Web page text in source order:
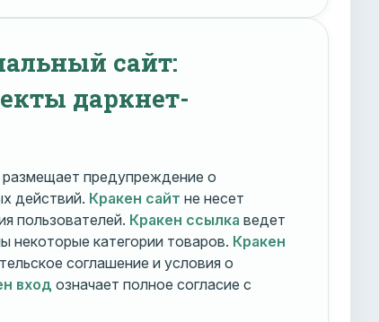
сайт:
даркнет-
размещает предупреждение о
действий. Кракен сайт не несет
пользователей. Кракен ссылка ведет
некоторые категории товаров. Кракен
соглашение и условия о
вход означает полное согласие с